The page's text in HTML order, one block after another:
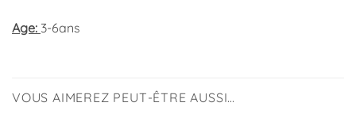
Age: 3-6ans
VOUS AIMEREZ PEUT-ÊTRE AUSSI…